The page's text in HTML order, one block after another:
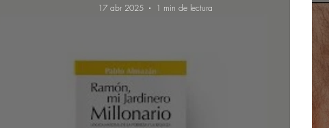
17 abr 2025
1 min de lectura